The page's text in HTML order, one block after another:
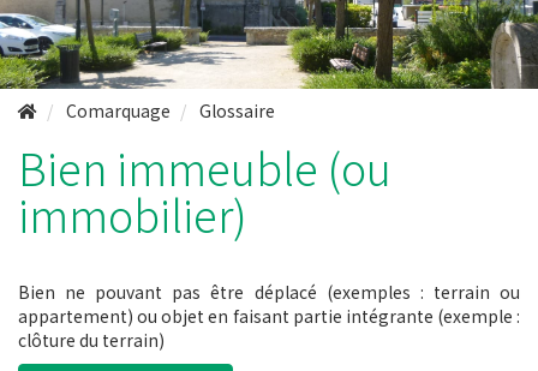
Comarquage Glossaire
Bien immeuble (ou
immobilier)
Bien ne pouvant pas être déplacé (exemples : terrain ou
appartement) ou objet en faisant partie intégrante (exemple :
clôture du terrain)